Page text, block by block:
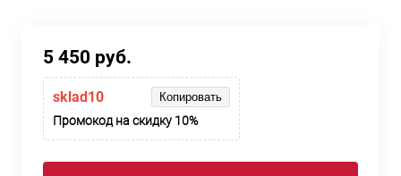
5 450 руб.
sklad10 Копировать
Промокод на скидку 10%